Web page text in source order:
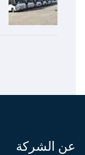
عن الشركة